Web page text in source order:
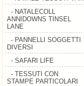
- NATALECOLL
ANNIDOWNS TINSEL
LANE
- PANNELLI SOGGETTI
DIVERSI
- SAFARI LIFE
- TESSUTI CON
STAMPE PARTICOLARI